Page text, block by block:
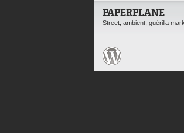
PAPERPLANE
Street, ambient, guérilla